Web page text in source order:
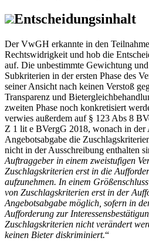
Entscheidungsinhalt
Der VwGH erkannte in den
Rechtswidrigkeit und hob die
auf. Die unbestimmte Gewichtung
Subkriterien in der ersten Phase des
seiner Ansicht nach keinen Verstoß
Transparenz und
zweiten Phase noch konkretisiert
verwies außerdem auf § 123 Abs 8
Z 1 lit e BVergG 2018, wonach in
Angebotsabgabe die
nicht in der Ausschreibung enthalten
Auftraggeber in einem zweistufigen
Zuschlagskriterien erst in die
aufzunehmen. In einem
von Zuschlagskriterien erst in der
Angebotsabgabe möglich, sofern in
Aufforderung zur
Zuschlagskriterien nicht verändert
keinen Bieter diskriminiert.“